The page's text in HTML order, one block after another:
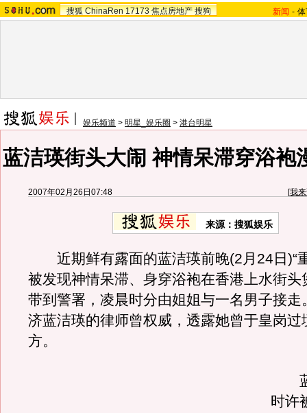
搜狐 ChinaRen 17173 焦点房地产 搜狗 新闻 -
娱乐频道 > 明星_娱乐圈 > 港台明星
蓝洁瑛街头大闹 神情呆滞穿浴袍
2007年02月26日07:48 [我
来源：搜狐娱乐
近期鲜有露面的蓝洁瑛前晚(2月24日)“
被发现神情呆滞、身穿浴袍在香港上水街头
带到警署，凌晨时分由姐姐与一名男子接走
济蓝洁瑛的律师曾权威，透露她曾于皇岗过
方。
蓝
时许